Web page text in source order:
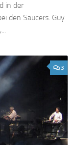
in der
den Saucers. Guy
3